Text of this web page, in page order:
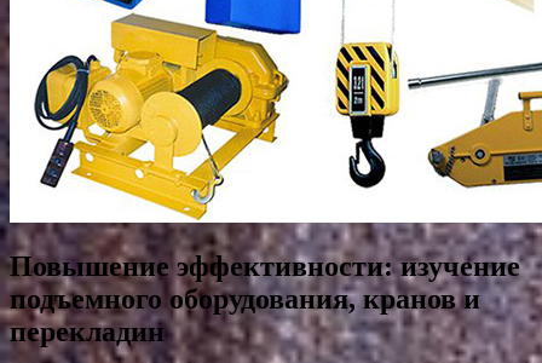
Повышение эффективности: изучение
подъемного оборудования, кранов и
перекладин